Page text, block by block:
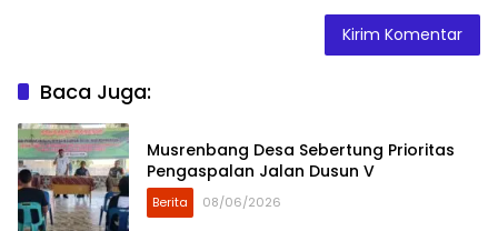
Baca Juga:
Musrenbang Desa Sebertung Prioritas
Pengaspalan Jalan Dusun V
Berita 08/06/2026